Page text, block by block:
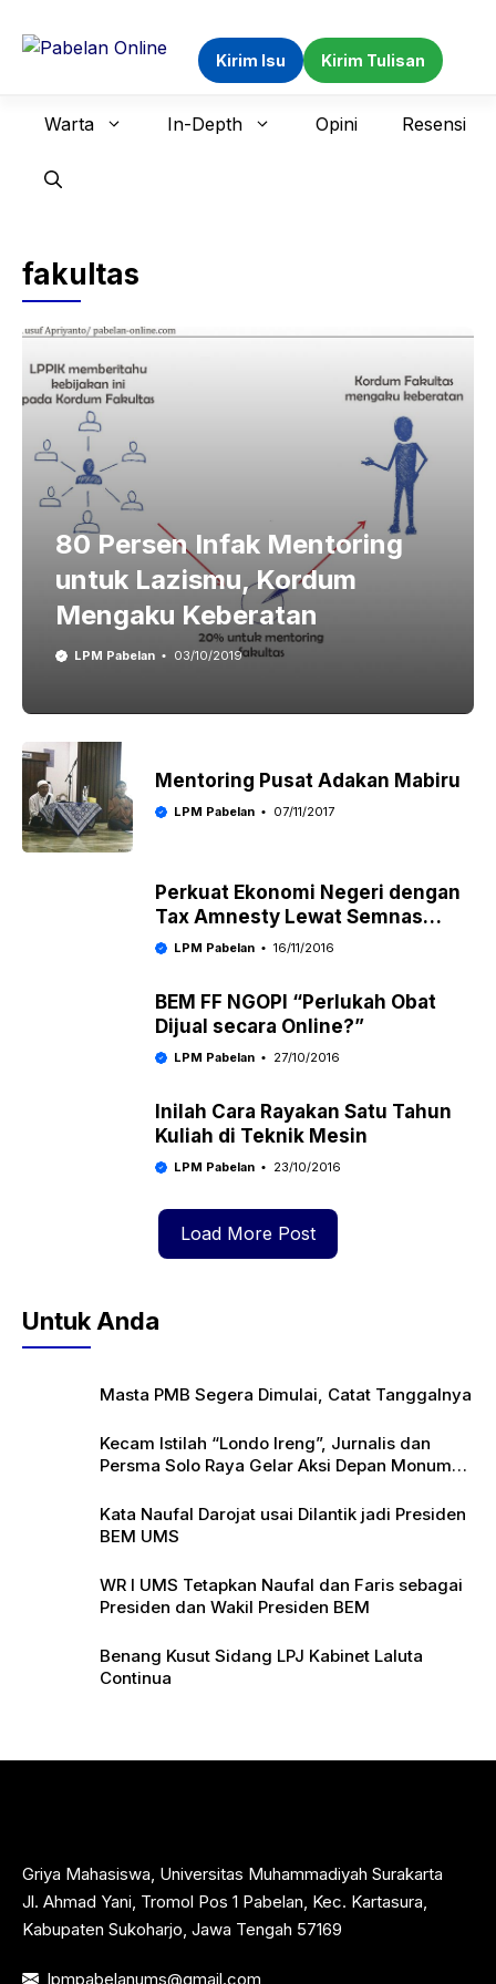
Kirim Isu Kirim Tulisan
Warta In-Depth Opini Resensi
fakultas
80 Persen Infak Mentoring
untuk Lazismu, Kordum
Mengaku Keberatan
LPM Pabelan 03/10/2019
Mentoring Pusat Adakan Mabiru
LPM Pabelan 07/11/2017
Perkuat Ekonomi Negeri dengan
Tax Amnesty Lewat Semnas
Himatansi
LPM Pabelan 16/11/2016
BEM FF NGOPI “Perlukah Obat
Dijual secara Online?”
LPM Pabelan 27/10/2016
Inilah Cara Rayakan Satu Tahun
Kuliah di Teknik Mesin
LPM Pabelan 23/10/2016
Load More Post
Untuk Anda
Masta PMB Segera Dimulai, Catat Tanggalnya
Kecam Istilah “Londo Ireng”, Jurnalis dan
Persma Solo Raya Gelar Aksi Depan Monumen
Kata Naufal Darojat usai Dilantik jadi Presiden
BEM UMS
WR I UMS Tetapkan Naufal dan Faris sebagai
Presiden dan Wakil Presiden BEM
Benang Kusut Sidang LPJ Kabinet Laluta
Continua
Griya Mahasiswa, Universitas Muhammadiyah Surakarta
Jl. Ahmad Yani, Tromol Pos 1 Pabelan, Kec. Kartasura,
Kabupaten Sukoharjo, Jawa Tengah 57169
lpmpabelanums@gmail.com